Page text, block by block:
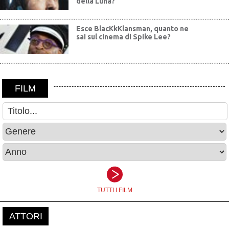
Esce BlacKkKlansman, quanto ne
sai sul cinema di Spike Lee?